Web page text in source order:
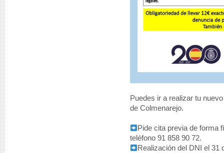
Puedes ir a realizar tu
de Colmenarejo.
Pide cita previa de forma
teléfono 91 858 90 72.
Realización del DNI el 31